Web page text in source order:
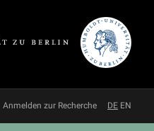
Anmelden zur Recherche DE EN